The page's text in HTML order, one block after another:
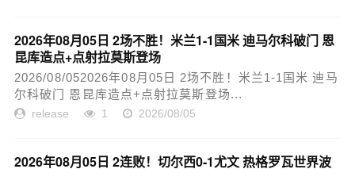
2026年08月05日 2场不胜！米兰1-1国米 迪马尔科破门 恩
昆库造点+点射拉莫斯登场
2026/08/052026年08月05日 2场不胜！米兰1-1国米 迪马
尔科破门 恩昆库造点+点射拉莫斯登场...
release 1 2026/08/05
2026年08月05日 2连败！切尔西0-1尤文 热格罗瓦世界波